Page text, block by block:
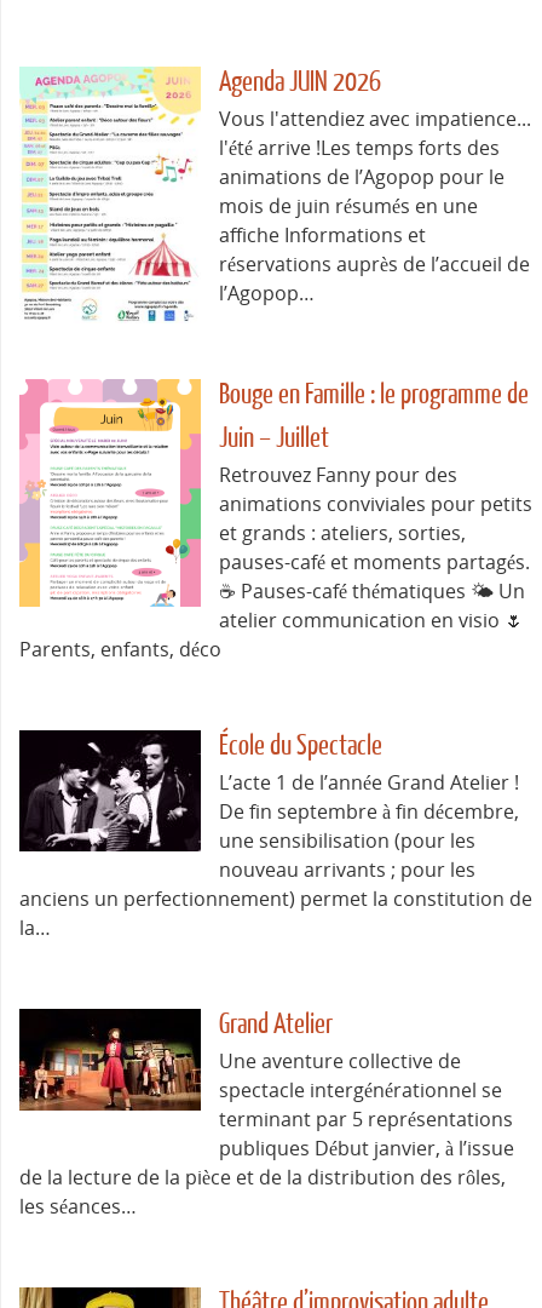
Agenda JUIN 2026
Vous l'attendiez avec impatience...
l'été arrive !Les temps forts des
animations de l’Agopop pour le
mois de juin résumés en une
affiche Informations et
réservations auprès de l’accueil de
l’Agopop…
Bouge en Famille : le programme de
Juin – Juillet
Retrouvez Fanny pour des
animations conviviales pour petits
et grands : ateliers, sorties,
pauses-café et moments partagés.
☕ Pauses-café thématiques 🌤️ Un
atelier communication en visio 🌷
Parents, enfants, déco
École du Spectacle
L’acte 1 de l’année Grand Atelier !
De fin septembre à fin décembre,
une sensibilisation (pour les
nouveau arrivants ; pour les
anciens un perfectionnement) permet la constitution de
la…
Grand Atelier
Une aventure collective de
spectacle intergénérationnel se
terminant par 5 représentations
publiques Début janvier, à l’issue
de la lecture de la pièce et de la distribution des rôles,
les séances…